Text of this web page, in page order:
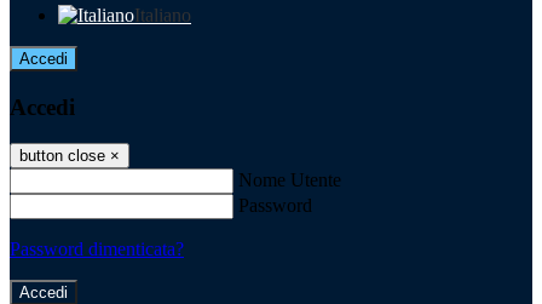
Italiano
Accedi
Accedi
button close ×
Nome Utente
Password
Password dimenticata?